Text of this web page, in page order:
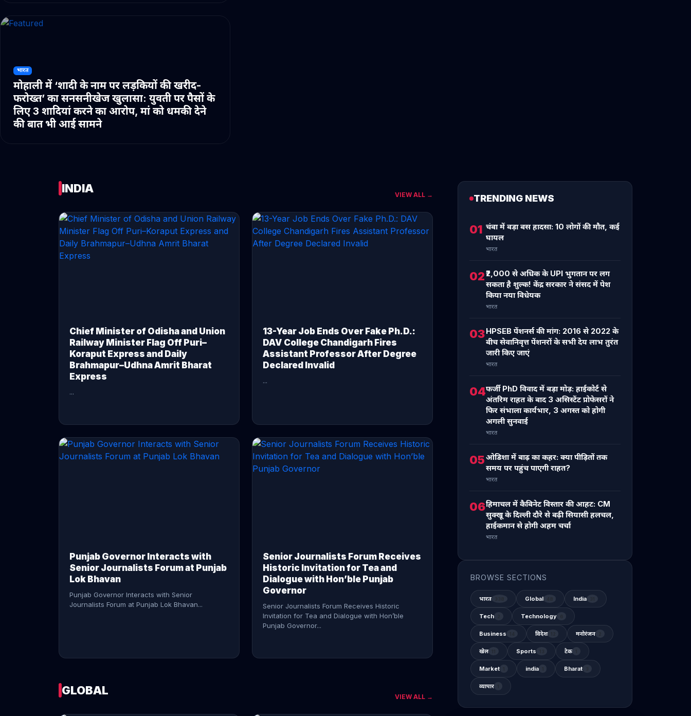
भारत
मोहाली में ‘शादी के नाम पर लड़कियों की खरीद-
फरोख्त’ का सनसनीखेज खुलासा: युवती पर पैसों के
लिए 3 शादियां करने का आरोप, मां को धमकी देने
की बात भी आई सामने
INDIA VIEW ALL →
Chief Minister of Odisha and Union
Railway Minister Flag Off Puri–
Koraput Express and Daily
Brahmapur–Udhna Amrit Bharat
Express
...
13-Year Job Ends Over Fake Ph.D.:
DAV College Chandigarh Fires
Assistant Professor After Degree
Declared Invalid
...
Punjab Governor Interacts with
Senior Journalists Forum at Punjab
Lok Bhavan
Punjab Governor Interacts with Senior
Journalists Forum at Punjab Lok Bhavan...
Senior Journalists Forum Receives
Historic Invitation for Tea and
Dialogue with Hon’ble Punjab
Governor
Senior Journalists Forum Receives Historic
Invitation for Tea and Dialogue with Hon’ble
Punjab Governor...
GLOBAL VIEW ALL →
TRENDING NEWS
01 चंबा में बड़ा बस हादसा: 10 लोगों की मौत, कई
घायल
भारत
02₹2,000 से अधिक के UPI भुगतान पर लग
सकता है शुल्क! केंद्र सरकार ने संसद में पेश
किया नया विधेयक
भारत
03HPSEB पेंशनर्स की मांग: 2016 से 2022 के
बीच सेवानिवृत्त पेंशनरों के सभी देय लाभ तुरंत
जारी किए जाएं
भारत
04फर्जी PhD विवाद में बड़ा मोड़: हाईकोर्ट से
अंतरिम राहत के बाद 3 असिस्टेंट प्रोफेसरों ने
फिर संभाला कार्यभार, 3 अगस्त को होगी
अगली सुनवाई
भारत
05ओडिशा में बाढ़ का कहर: क्या पीड़ितों तक
समय पर पहुंच पाएगी राहत?
भारत
06हिमाचल में कैबिनेट विस्तार की आहट: CM
सुक्खू के दिल्ली दौरे से बढ़ी सियासी हलचल,
हाईकमान से होगी अहम चर्चा
भारत
BROWSE SECTIONS
भारत Global India
Tech Technology
Business विदेश मनोरंजन
खेल Sports टेक
Market india Bharat
व्यापार